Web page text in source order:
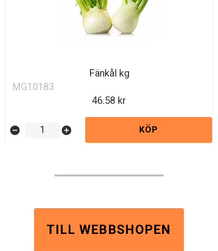
Fänkål kg
MG10183
46.58
remove_circle add_circle KÖP
TILL WEBBSHOPEN